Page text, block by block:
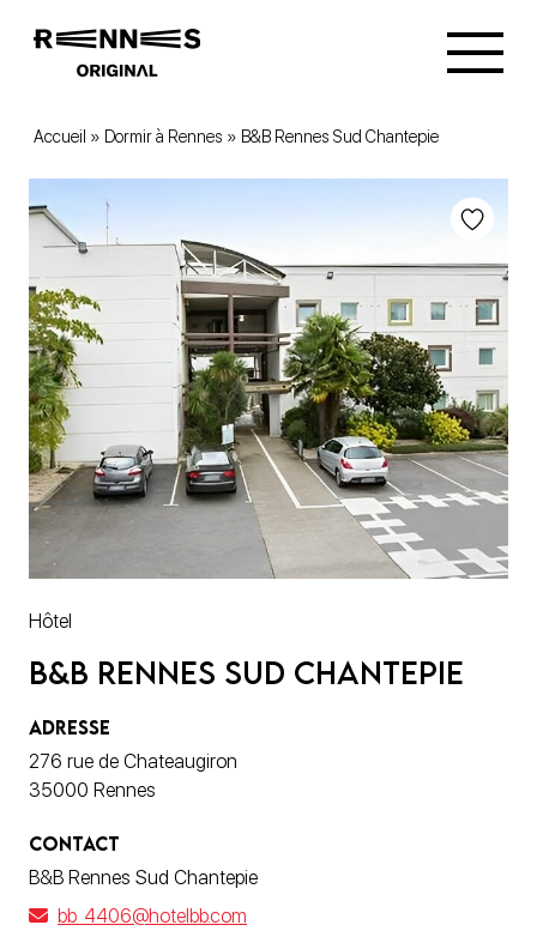
Accueil » Dormir à Rennes » B&B Rennes Sud Chantepie
Hôtel
B&B Rennes Sud Chantepie
ADRESSE
276 rue de Chateaugiron
35000 Rennes
CONTACT
B&B Rennes Sud Chantepie
bb_4406@hotelbb.com